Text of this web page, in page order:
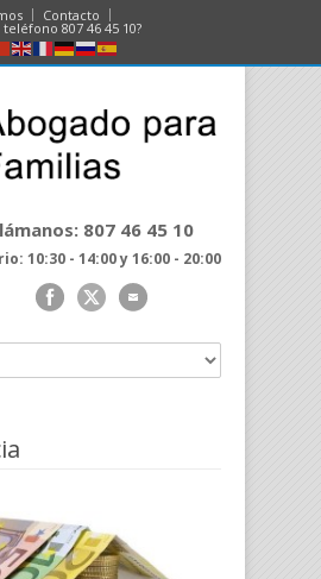
Contacto
807 46 45 10?
807 46 45 10
10:30 - 14:00 y 16:00 - 20:00